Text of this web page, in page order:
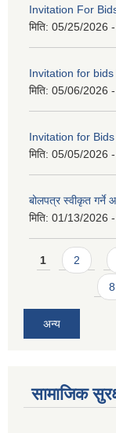
Invitation For
मिति: 05/25/2026
Invitation for bids
मिति: 05/06/2026
Invitation for
मिति: 05/05/2026
बोलपत्र स्वीकृत
मिति: 01/13/2026
Pages
1 2
8
अन्य
सामाजिक